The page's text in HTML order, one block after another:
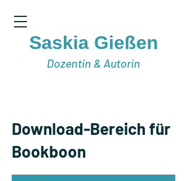
Dozentin & Autorin
Saskia Gießen
Download-Bereich für
Bookboon